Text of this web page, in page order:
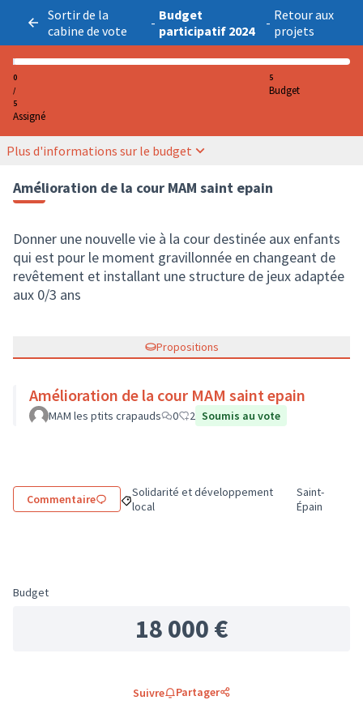
Sortir de la
cabine de vote
- Budget
participatif 2024
- Retour aux
projets
0
/
5
Assigné
5
Budget
Plus d'informations sur le budget
Amélioration de la cour MAM saint epain
Donner une nouvelle vie à la cour destinée aux enfants
qui est pour le moment gravillonnée en changeant de
revêtement et installant une structure de jeux adaptée
aux 0/3 ans
Propositions
Amélioration de la cour MAM saint epain
MAM les ptits crapauds 0 2 Soumis au vote
Commentaire Filtrer les résultats de la catégorie : Solidarité
Solidarité et développement
local
Filtrer les
Saint-
Épain
Budget
18 000 €
Suivre Partager